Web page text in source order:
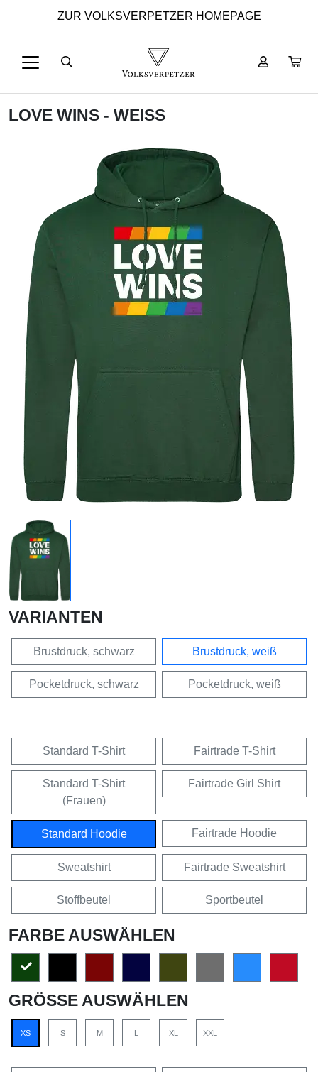
ZUR VOLKSVERPETZER HOMEPAGE
LOVE WINS - WEISS
VARIANTEN
Brustdruck, schwarz Brustdruck, weiß
Pocketdruck, schwarz Pocketdruck, weiß
Standard T-Shirt Fairtrade T-Shirt
Standard T-Shirt
(Frauen)
Fairtrade Girl Shirt
Standard Hoodie Fairtrade Hoodie
Sweatshirt Fairtrade Sweatshirt
Stoffbeutel Sportbeutel
FARBE AUSWÄHLEN
GRÖSSE AUSWÄHLEN
XS S M L XL XXL